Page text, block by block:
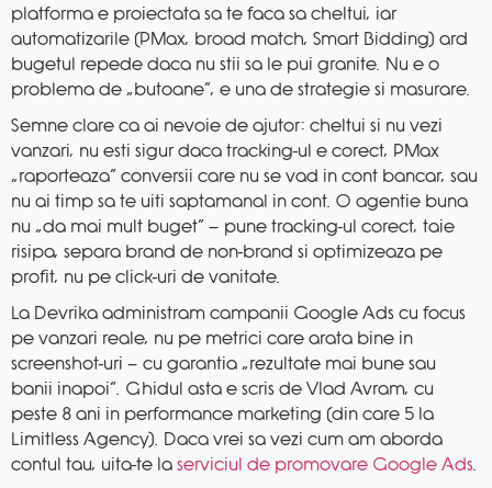
platforma e proiectata sa te faca sa cheltui, iar
automatizarile (PMax, broad match, Smart Bidding) ard
bugetul repede daca nu stii sa le pui granite. Nu e o
problema de „butoane”, e una de strategie si masurare.
Semne clare ca ai nevoie de ajutor: cheltui si nu vezi
vanzari, nu esti sigur daca tracking-ul e corect, PMax
„raporteaza” conversii care nu se vad in cont bancar, sau
nu ai timp sa te uiti saptamanal in cont. O agentie buna
nu „da mai mult buget” — pune tracking-ul corect, taie
risipa, separa brand de non-brand si optimizeaza pe
profit, nu pe click-uri de vanitate.
La Devrika administram campanii Google Ads cu focus
pe vanzari reale, nu pe metrici care arata bine in
screenshot-uri — cu garantia „rezultate mai bune sau
banii inapoi”. Ghidul asta e scris de Vlad Avram, cu
peste 8 ani in performance marketing (din care 5 la
Limitless Agency). Daca vrei sa vezi cum am aborda
contul tau, uita-te la serviciul de promovare Google Ads